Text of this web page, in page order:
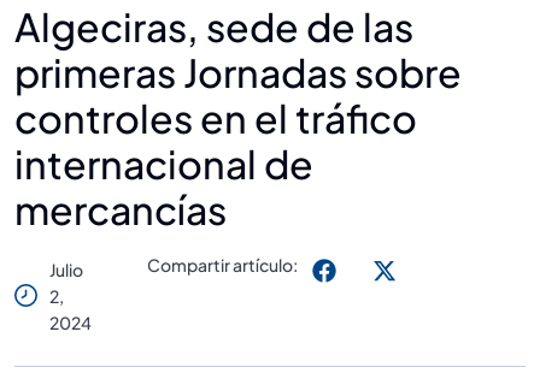
Algeciras, sede de las
primeras Jornadas sobre
controles en el tráfico
internacional de
mercancías
Julio
2,
2024
Compartir artículo: